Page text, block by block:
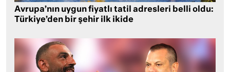
Avrupa’nın uygun fiyatlı tatil adresleri belli oldu:
Türkiye’den bir şehir ilk ikide